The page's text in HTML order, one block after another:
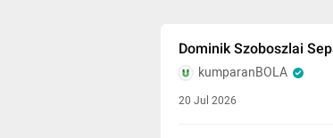
Dominik Szoboszlai
kumparanBOLA
20 Jul 2026